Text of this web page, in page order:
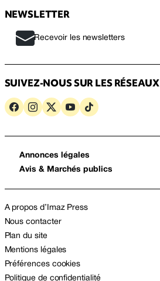
NEWSLETTER
Recevoir les newsletters
SUIVEZ-NOUS SUR LES RÉSEAUX
Annonces légales
Avis & Marchés publics
A propos d’Imaz Press
Nous contacter
Plan du site
Mentions légales
Préférences cookies
Politique de confidentialité